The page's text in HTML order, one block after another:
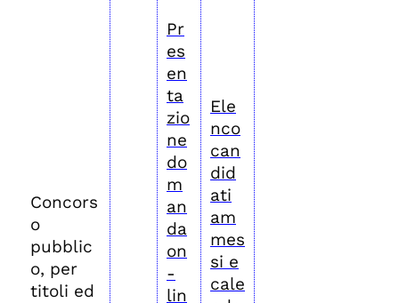
Concors
o
pubblic
o, per
titoli ed
Pr
es
en
ta
zio
ne
do
m
an
da
on
-
lin
Ele
nco
can
did
ati
am
mes
si e
cale